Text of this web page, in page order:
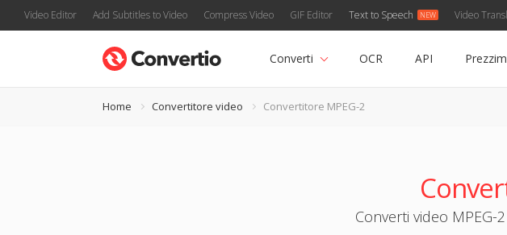
Video Editor Add Subtitles to Video Compress Video GIF Editor Text to Speech Video
Converti OCR API
Home Convertitore video Convertitore MPEG-2
Converti video MPEG-